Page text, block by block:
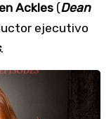
Ackles (Dean
ejecutivo
.